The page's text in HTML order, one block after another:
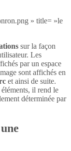
» title= »le
sur la façon
Les
par un espace
sont affichés en
et ainsi de suite.
il rend le
déterminée par